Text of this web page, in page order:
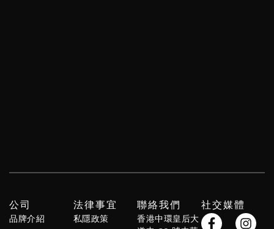
公司
品牌介紹
法律事宜
私隱政策
聯絡我們
香港中環皇后大
社交媒體
F
I
Y
X
W
S